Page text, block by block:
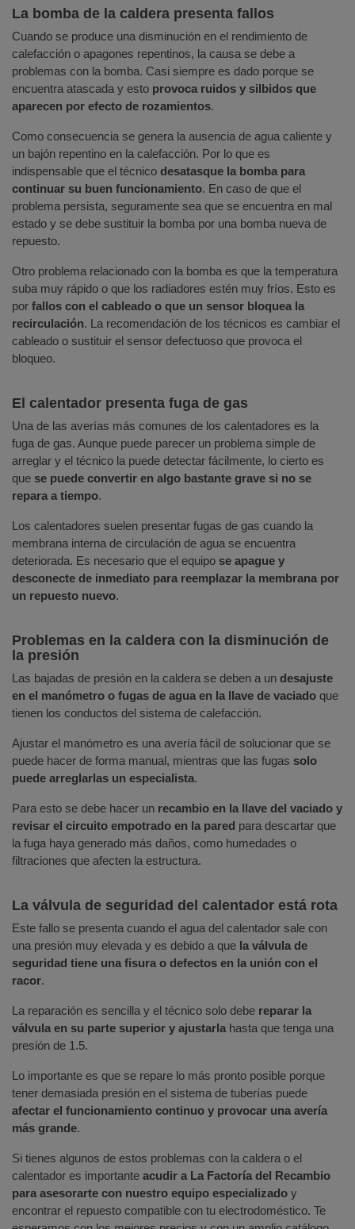
La bomba de la caldera presenta fallos
Cuando se produce una disminución en el rendimiento de
calefacción o apagones repentinos, la causa se debe a
problemas con la bomba. Casi siempre es dado porque se
encuentra atascada y esto provoca ruidos y silbidos que
aparecen por efecto de rozamientos.
Como consecuencia se genera la ausencia de agua caliente y
un bajón repentino en la calefacción. Por lo que es
indispensable que el técnico desatasque la bomba para
continuar su buen funcionamiento. En caso de que el
problema persista, seguramente sea que se encuentra en mal
estado y se debe sustituir la bomba por una bomba nueva de
repuesto.
Otro problema relacionado con la bomba es que la temperatura
suba muy rápido o que los radiadores estén muy fríos. Esto es
por fallos con el cableado o que un sensor bloquea la
recirculación. La recomendación de los técnicos es cambiar el
cableado o sustituir el sensor defectuoso que provoca el
bloqueo.
El calentador presenta fuga de gas
Una de las averías más comunes de los calentadores es la
fuga de gas. Aunque puede parecer un problema simple de
arreglar y el técnico la puede detectar fácilmente, lo cierto es
que se puede convertir en algo bastante grave si no se
repara a tiempo.
Los calentadores suelen presentar fugas de gas cuando la
membrana interna de circulación de agua se encuentra
deteriorada. Es necesario que el equipo se apague y
desconecte de inmediato para reemplazar la membrana por
un repuesto nuevo.
Problemas en la caldera con la disminución de
la presión
Las bajadas de presión en la caldera se deben a un desajuste
en el manómetro o fugas de agua en la llave de vaciado que
tienen los conductos del sistema de calefacción.
Ajustar el manómetro es una avería fácil de solucionar que se
puede hacer de forma manual, mientras que las fugas solo
puede arreglarlas un especialista.
Para esto se debe hacer un recambio en la llave del vaciado y
revisar el circuito empotrado en la pared para descartar que
la fuga haya generado más daños, como humedades o
filtraciones que afecten la estructura.
La válvula de seguridad del calentador está rota
Este fallo se presenta cuando el agua del calentador sale con
una presión muy elevada y es debido a que la válvula de
seguridad tiene una fisura o defectos en la unión con el
racor.
La reparación es sencilla y el técnico solo debe reparar la
válvula en su parte superior y ajustarla hasta que tenga una
presión de 1.5.
Lo importante es que se repare lo más pronto posible porque
tener demasiada presión en el sistema de tuberías puede
afectar el funcionamiento continuo y provocar una avería
más grande.
Si tienes algunos de estos problemas con la caldera o el
calentador es importante acudir a La Factoría del Recambio
para asesorarte con nuestro equipo especializado y
encontrar el repuesto compatible con tu electrodoméstico. Te